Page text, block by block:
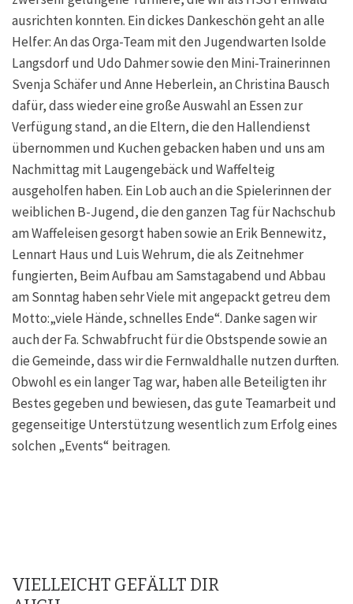
ausrichten konnten. Ein dickes Dankeschön geht an alle
Helfer: An das Orga-Team mit den Jugendwarten Isolde
Langsdorf und Udo Dahmer sowie den Mini-Trainerinnen
Svenja Schäfer und Anne Heberlein, an Christina Bausch
dafür, dass wieder eine große Auswahl an Essen zur
Verfügung stand, an die Eltern, die den Hallendienst
übernommen und Kuchen gebacken haben und uns am
Nachmittag mit Laugengebäck und Waffelteig
ausgeholfen haben. Ein Lob auch an die Spielerinnen der
weiblichen B-Jugend, die den ganzen Tag für Nachschub
am Waffeleisen gesorgt haben sowie an Erik Bennewitz,
Lennart Haus und Luis Wehrum, die als Zeitnehmer
fungierten, Beim Aufbau am Samstagabend und Abbau
am Sonntag haben sehr Viele mit angepackt getreu dem
Motto:„viele Hände, schnelles Ende“. Danke sagen wir
auch der Fa. Schwabfrucht für die Obstspende sowie an
die Gemeinde, dass wir die Fernwaldhalle nutzen durften.
Obwohl es ein langer Tag war, haben alle Beteiligten ihr
Bestes gegeben und bewiesen, das gute Teamarbeit und
gegenseitige Unterstützung wesentlich zum Erfolg eines
solchen „Events“ beitragen.
VIELLEICHT GEFÄLLT DIR